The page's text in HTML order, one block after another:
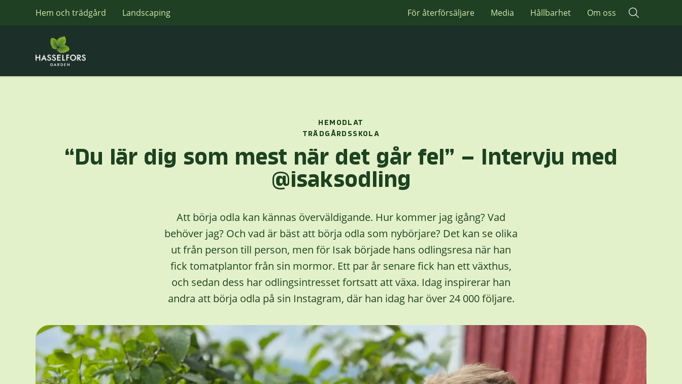
Hem och trädgård Landscaping För återförsäljare Media Hållbarhet Om oss
HEMODLAT
TRÄDGÅRDSSKOLA
“Du lär dig som mest när det går fel” – Intervju med
@isaksodling
Att börja odla kan kännas överväldigande. Hur kommer jag igång? Vad
behöver jag? Och vad är bäst att börja odla som nybörjare? Det kan se olika
ut från person till person, men för Isak började hans odlingsresa när han
fick tomatplantor från sin mormor. Ett par år senare fick han ett växthus,
och sedan dess har odlingsintresset fortsatt att växa. Idag inspirerar han
andra att börja odla på sin Instagram, där han idag har över 24 000 följare.